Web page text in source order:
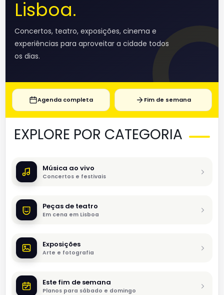
Lisboa.
Concertos, teatro, exposições, cinema e
experiências para aproveitar a cidade todos
os dias.
Agenda completa Fim de semana
EXPLORE POR CATEGORIA
Música ao vivo
Concertos e festivais
Peças de teatro
Em cena em Lisboa
Exposições
Arte e fotografia
Este fim de semana
Planos para sábado e domingo